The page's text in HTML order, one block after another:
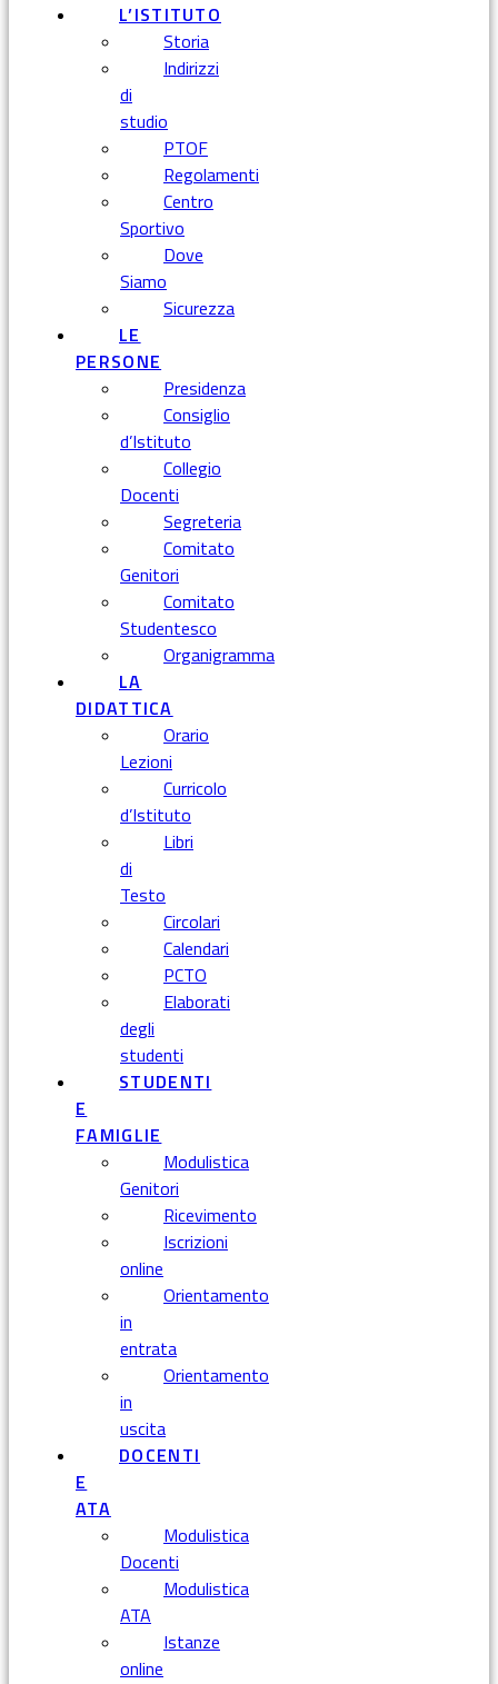
L’ISTITUTO
Storia
Indirizzi
di
studio
PTOF
Regolamenti
Centro
Sportivo
Dove
Siamo
Sicurezza
LE
PERSONE
Presidenza
Consiglio
d’Istituto
Collegio
Docenti
Segreteria
Comitato
Genitori
Comitato
Studentesco
Organigramma
LA
DIDATTICA
Orario
Lezioni
Curricolo
d’Istituto
Libri
di
Testo
Circolari
Calendari
PCTO
Elaborati
degli
studenti
STUDENTI
E
FAMIGLIE
Modulistica
Genitori
Ricevimento
Iscrizioni
online
Orientamento
in
entrata
Orientamento
in
uscita
DOCENTI
E
ATA
Modulistica
Docenti
Modulistica
ATA
Istanze
online